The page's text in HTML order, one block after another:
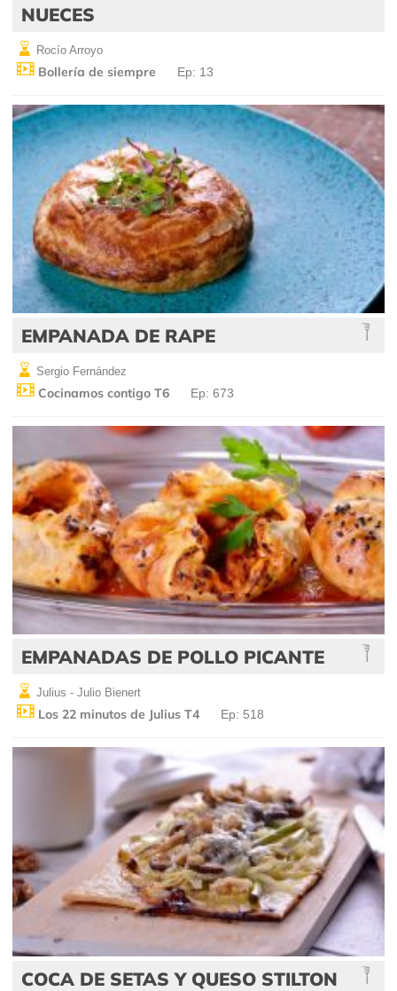
NUECES
Rocío Arroyo
Bollería de siempre Ep: 13
EMPANADA DE RAPE
Sergio Fernández
Cocinamos contigo T6 Ep: 673
EMPANADAS DE POLLO PICANTE
Julius - Julio Bienert
Los 22 minutos de Julius T4 Ep: 518
COCA DE SETAS Y QUESO STILTON